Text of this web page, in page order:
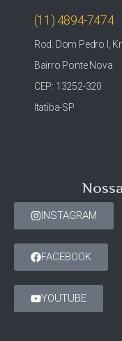
(11) 4894-7474
Rod. Dom Pedro I,
Bairro Ponte Nova
CEP: 13252-320
Itatiba-SP
INSTAGRAM
FACEBOOK
YOUTUBE